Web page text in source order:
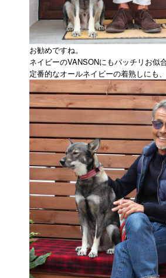
お勧めですね。
ネイビーのVANSONにもバッチリお似
定番的なオールネイビーの着熟しにも、